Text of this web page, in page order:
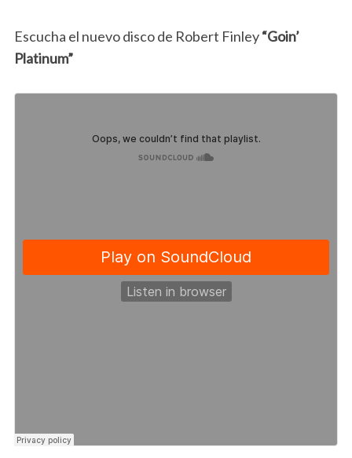
Escucha el nuevo disco de Robert Finley“Goin’
Platinum”